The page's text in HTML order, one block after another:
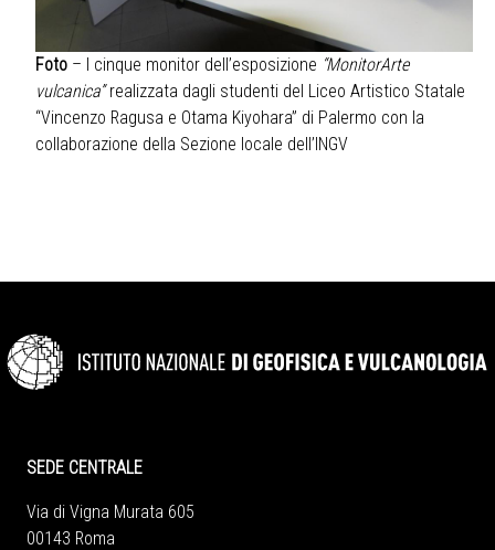
Foto – I cinque monitor dell’esposizione “MonitorArte
vulcanica”realizzata dagli studenti del Liceo Artistico Statale
“Vincenzo Ragusa e Otama Kiyohara” di Palermo con la
collaborazione della Sezione locale dell’INGV
SEDE CENTRALE
Via di Vigna Murata 605
00143 Roma